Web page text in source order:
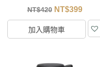
NT$420 NT$399
加入購物車